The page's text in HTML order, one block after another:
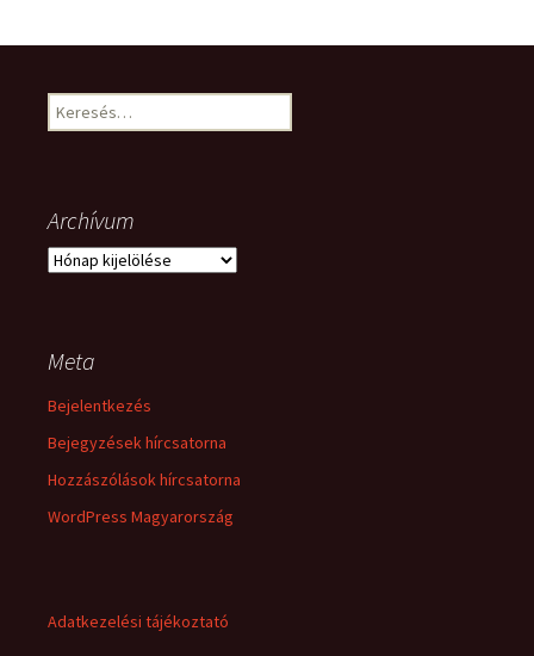
Keresés:
Archívum
Archívum
Meta
Bejelentkezés
Bejegyzések hírcsatorna
Hozzászólások hírcsatorna
WordPress Magyarország
Adatkezelési tájékoztató